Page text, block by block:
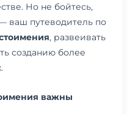
Но не бойтесь,
ваш путеводитель по
, развеивать
созданию более
важны